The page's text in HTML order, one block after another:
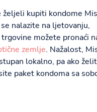
željeli kupiti kondome
nalazite na ljetovanju,
možete pronaći
zemlje. Nažalost,
lokalno, pa ako
paket kondoma sa